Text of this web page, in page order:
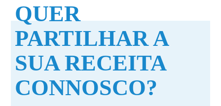
QUER
PARTILHAR A
SUA RECEITA
CONNOSCO?